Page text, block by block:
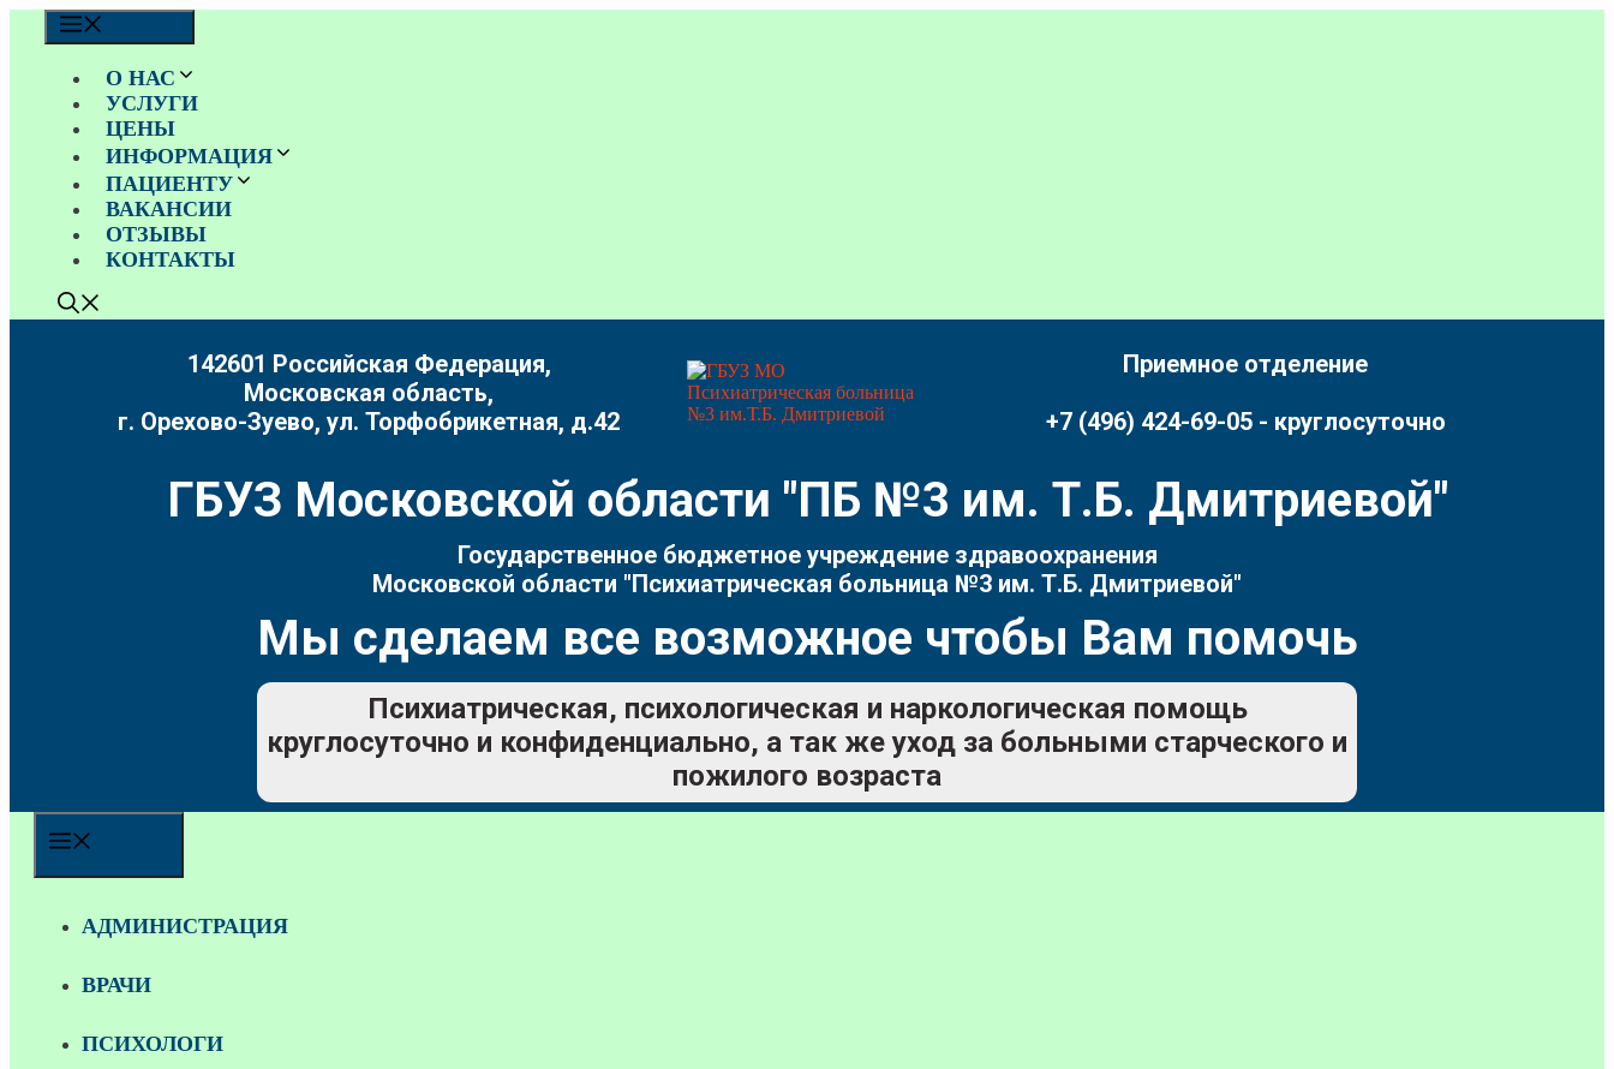
Перейти
О НАС
УСЛУГИ
ЦЕНЫ
ИНФОРМАЦИЯ
ПАЦИЕНТУ
ВАКАНСИИ
ОТЗЫВЫ
КОНТАКТЫ
142601 Российская Федерация,
Московская область,
г. Орехово-Зуево, ул. Торфобрикетная, д.42
Приемное отделение
+7 (496) 424-69-05 - круглосуточно
ГБУЗ Московской области "ПБ №3 им. Т.Б. Дмитриевой"
Государственное бюджетное учреждение здравоохранения
Московской области "Психиатрическая больница №3 им. Т.Б. Дмитриевой"
Мы сделаем все возможное чтобы Вам помочь
Психиатрическая, психологическая и наркологическая помощь
круглосуточно и конфиденциально, а так же уход за больными старческого и
пожилого возраста
АДМИНИСТРАЦИЯ
ВРАЧИ
ПСИХОЛОГИ